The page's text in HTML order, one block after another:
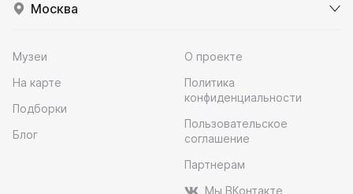
Москва
Музеи
На карте
Подборки
Блог
О проекте
Политика
конфиденциальности
Пользовательское
соглашение
Партнерам
Мы ВКонтакте